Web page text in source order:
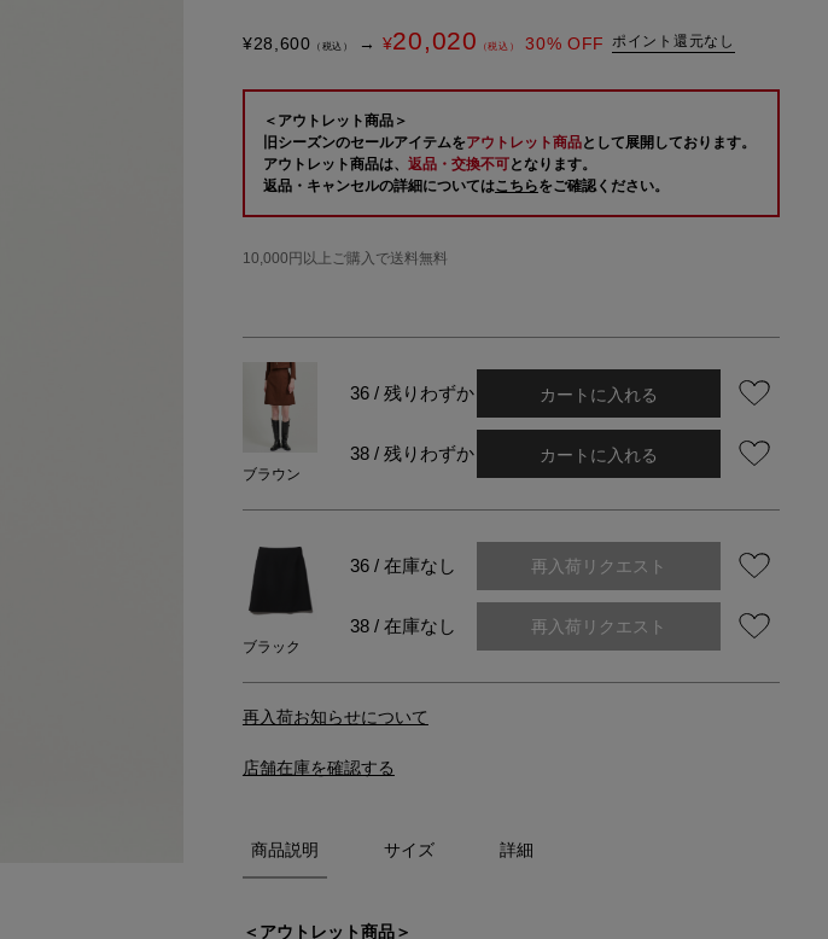
¥28,600 （税込） → ¥20,020 （税込） 30% OFF ポイント還元なし
＜アウトレット商品＞
旧シーズンのセールアイテムをアウトレット商品として展開しております。
アウトレット商品は、 返品・交換不可となります。
返品・キャンセルの詳細についてはこちらをご確認ください。
10,000円以上ご購入で送料無料
ブラウン
36 / 残りわずか カートに入れる
38 / 残りわずか カートに入れる
ブラック
36 / 在庫なし 再入荷リクエスト
38 / 在庫なし 再入荷リクエスト
再入荷お知らせについて
店舗在庫を確認する
商品説明 サイズ 詳細
＜アウトレット商品＞